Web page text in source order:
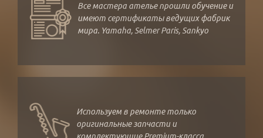
Все мастера ателье прошли обучение и
имеют сертификаты ведущих фабрик
мира. Yamaha, Selmer Paris, Sankyo
Используем в ремонте только
оригинальные запчасти и
комплектующие Premium-класса